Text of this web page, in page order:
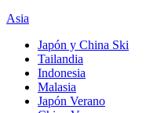
Asia
Japón y China Ski
Tailandia
Indonesia
Malasia
Japón Verano